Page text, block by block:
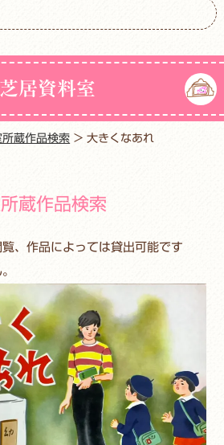
居資料室
蔵作品検索 >大きくなあれ
蔵作品検索
、作品によっては貸出可能です